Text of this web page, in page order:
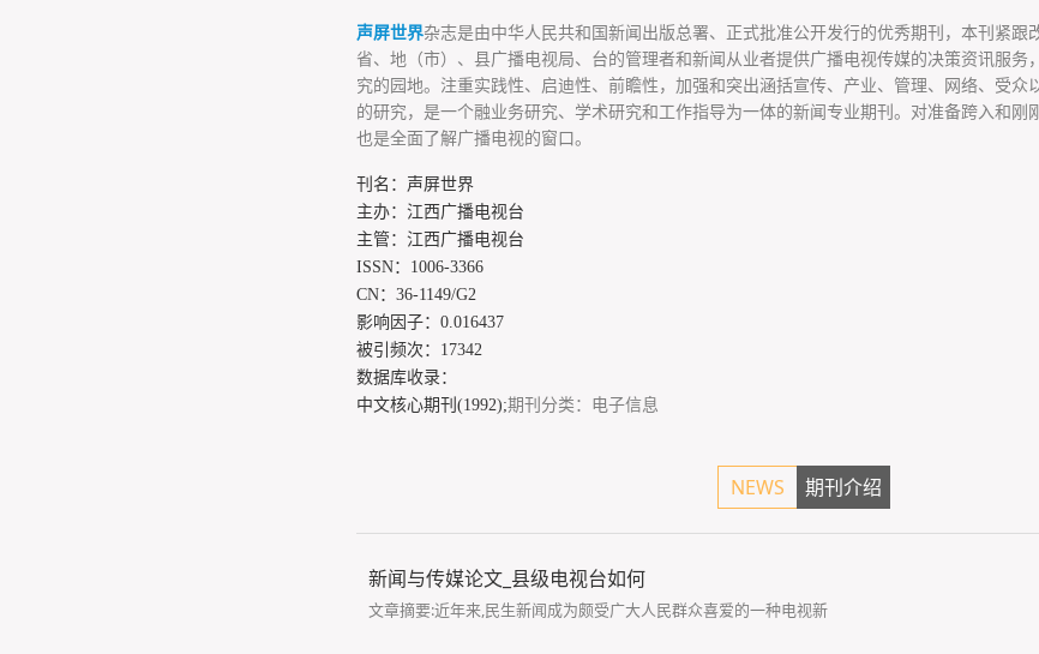
声屏世界杂志是由中华人民共和国新闻出版总署、正式批准公开发行的优秀期刊，本刊紧跟
省、地（市）、县广播电视局、台的管理者和新闻从业者提供广播电视传媒的决策资讯服务
究的园地。注重实践性、启迪性、前瞻性，加强和突出涵括宣传、产业、管理、网络、受众
的研究，是一个融业务研究、学术研究和工作指导为一体的新闻专业期刊。对准备跨入和刚
也是全面了解广播电视的窗口。
刊名：声屏世界
主办：江西广播电视台
主管：江西广播电视台
ISSN：1006-3366
CN：36-1149/G2
影响因子：0.016437
被引频次：17342
数据库收录：
中文核心期刊(1992);期刊分类：电子信息
NEWS 期刊介绍
新闻与传媒论文_县级电视台如何
文章摘要:近年来,民生新闻成为颇受广大人民群众喜爱的一种电视新